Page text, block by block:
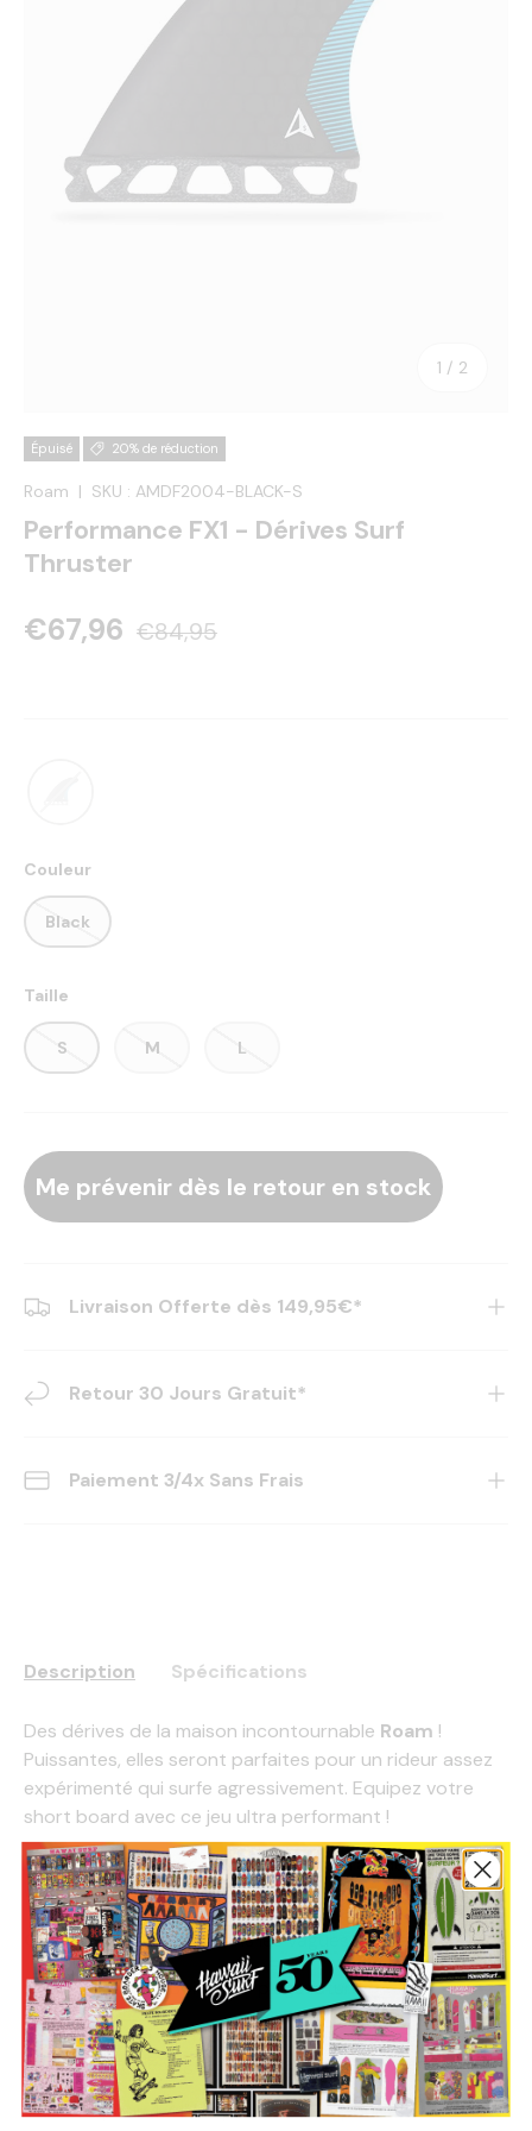
1 / de
2
Épuisé 20% de réduction
Roam | SKU : AMDF2004-BLACK-S
Performance FX1 - Dérives Surf
Thruster
€67,96 €84,95
Couleur
Black
Taille
S M L
Me prévenir dès le retour en stock
Livraison Offerte dès 149,95€*
Retour 30 Jours Gratuit*
Paiement 3/4x Sans Frais
Description Spécifications
Des dérives de la maison incontournable Roam !
Puissantes, elles seront parfaites pour un rideur assez
expérimenté qui surfe agressivement. Equipez votre
short board avec ce jeu ultra performant !
Pratique :Thruster, plus vous surfez rapidement, plus
vous les trouverez performantes
Conditions :Bonnes dans les vagues puissantes
Compatibilité :Boitier de plugs futures
Construction :En nid d'abeille, permet de se lancer sur
un maximum de vagues grâce à son flex moyen
Taille :S pour 4.41"/ M pour 4.57"/ L pour 4.72"